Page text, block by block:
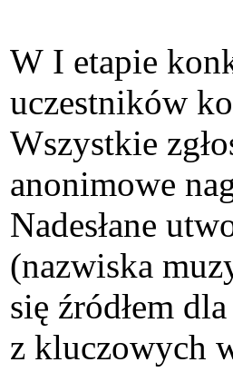
W I etapie
uczestników
Wszystkie
anonimowe
Nadesłane
(nazwiska
się źródłem
z kluczowych